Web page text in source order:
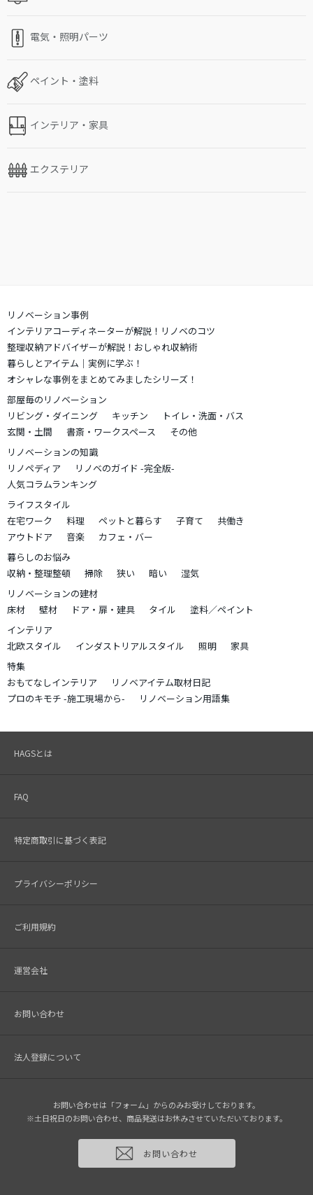
電気・照明パーツ
ペイント・塗料
インテリア・家具
エクステリア
リノベーション事例
インテリアコーディネーターが解説！リノベのコツ
整理収納アドバイザーが解説！おしゃれ収納術
暮らしとアイテム｜実例に学ぶ！
オシャレな事例をまとめてみましたシリーズ！
部屋毎のリノベーション
リビング・ダイニング
キッチン
トイレ・洗面・バス
玄関・土間
書斎・ワークスペース
その他
リノベーションの知識
リノペディア
リノベのガイド -完全版-
人気コラムランキング
ライフスタイル
在宅ワーク
料理 ペットと暮らす 子育て
共働き
アウトドア
音楽
カフェ・バー
暮らしのお悩み
収納・整理整頓
掃除 狭い 暗い
湿気
リノベーションの建材
床材
壁材 ドア・扉・建具 タイル
塗料／ペイント
インテリア
北欧スタイル
インダストリアルスタイル 照明
家具
特集
おもてなしインテリア
リノベアイテム取材日記
プロのキモチ -施工現場から-
リノベーション用語集
HAGSとは
FAQ
特定商取引に基づく表記
プライバシーポリシー
ご利用規約
運営会社
お問い合わせ
法人登録について
お問い合わせは「フォーム」からのみお受けしております。
※土日祝日のお問い合わせ、商品発送はお休みさせていただいております。
お問い合わせ